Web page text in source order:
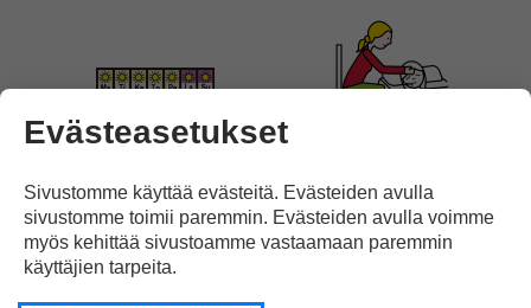
Evästeasetukset
Sivustomme käyttää evästeitä. Evästeiden avulla
sivustomme toimii paremmin. Evästeiden avulla voimme
myös kehittää sivustoamme vastaamaan paremmin
käyttäjien tarpeita.